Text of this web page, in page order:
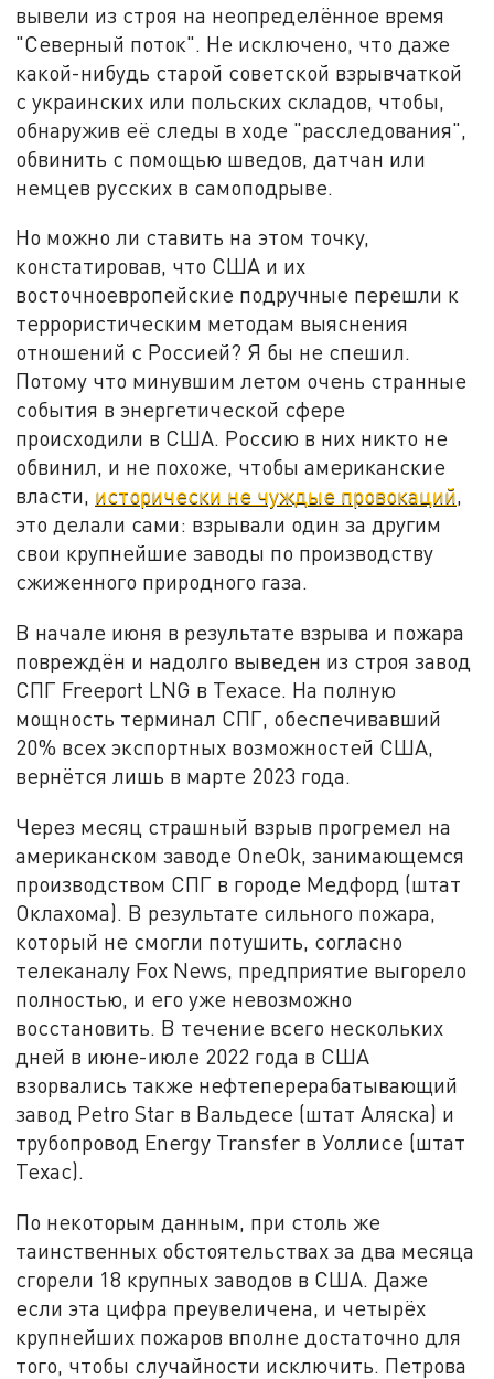
вывели из строя на неопределённое время
"Северный поток". Не исключено, что даже
какой-нибудь старой советской взрывчаткой
с украинских или польских складов, чтобы,
обнаружив её следы в ходе "расследования",
обвинить с помощью шведов, датчан или
немцев русских в самоподрыве.
Но можно ли ставить на этом точку,
констатировав, что США и их
восточноевропейские подручные перешли к
террористическим методам выяснения
отношений с Россией? Я бы не спешил.
Потому что минувшим летом очень странные
события в энергетической сфере
происходили в США. Россию в них никто не
обвинил, и не похоже, чтобы американские
власти, исторически не чуждые провокаций,
это делали сами: взрывали один за другим
свои крупнейшие заводы по производству
сжиженного природного газа.
В начале июня в результате взрыва и пожара
повреждён и надолго выведен из строя завод
СПГ Freeport LNG в Техасе. На полную
мощность терминал СПГ, обеспечивавший
20% всех экспортных возможностей США,
вернётся лишь в марте 2023 года.
Через месяц страшный взрыв прогремел на
американском заводе OneOk, занимающемся
производством СПГ в городе Медфорд (штат
Оклахома). В результате сильного пожара,
который не смогли потушить, согласно
телеканалу Fox News, предприятие выгорело
полностью, и его уже невозможно
восстановить. В течение всего нескольких
дней в июне-июле 2022 года в США
взорвались также нефтеперерабатывающий
завод Petro Star в Вальдесе (штат Аляска) и
трубопровод Energy Transfer в Уоллисе (штат
Техас).
По некоторым данным, при столь же
таинственных обстоятельствах за два месяца
сгорели 18 крупных заводов в США. Даже
если эта цифра преувеличена, и четырёх
крупнейших пожаров вполне достаточно для
того, чтобы случайности исключить. Петрова